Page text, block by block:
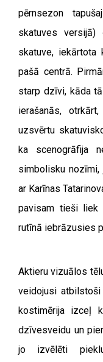
pērnsezon
skatuves
skatuve,
pašā centrā.
starp dzīvi, kāda
ierašanās,
uzsvērtu
ka scenogrāfija
simbolisku
ar Karīnas
pavisam tieši liek
rutīnā iebrāzusies
Aktieru vizuālos
veidojusi
kostimērija izceļ
dzīvesveidu un
jo izvēlēti